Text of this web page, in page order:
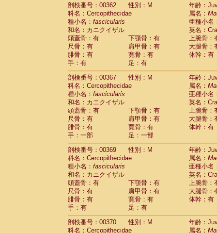
剖検番号：00362
性別：M
年齢：
科名：Cercopithecidae
属名：
種小名： fascicularis
亜種小名
和名：カニクイザル
英名：
頭蓋骨：有
下顎骨：有
上腕骨：
尺骨：有
肩甲骨：有
大腿骨：
腓骨：有
寛骨：有
体幹：有
手：有
足：有
剖検番号：00367
性別：M
年齢：
科名：Cercopithecidae
属名：
種小名： fascicularis
亜種小名
和名：カニクイザル
英名：
頭蓋骨：有
下顎骨：有
上腕骨：
尺骨：有
肩甲骨：有
大腿骨：
腓骨：有
寛骨：有
体幹：有
手：一部
足：一部
剖検番号：00369
性別：M
年齢：
科名：Cercopithecidae
属名：
種小名： fascicularis
亜種小名
和名：カニクイザル
英名：
頭蓋骨：有
下顎骨：有
上腕骨：
尺骨：有
肩甲骨：有
大腿骨：
腓骨：有
寛骨：有
体幹：有
手：有
足：有
剖検番号：00370
性別：M
年齢：
科名：Cercopithecidae
属名：